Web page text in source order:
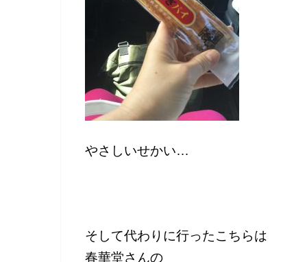
やさしいせかい…
そして代わりに行ったこちらは
春華堂さんの